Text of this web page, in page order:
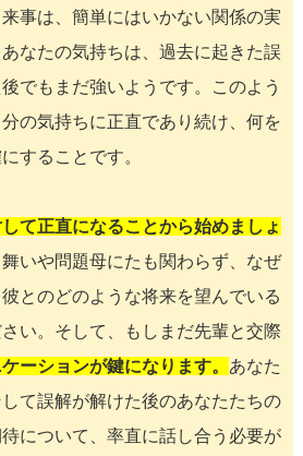
事は、簡単にはいかない関係の実
なたの気持ちは、過去に起きた誤
でもまだ強いようです。このよう
の気持ちに正直であり続け、何を
することです。
て正直になることから始めましょ
いや問題母にたも関わらず、なぜ
とのどのような将来を望んでいる
い。そして、もしまだ先輩と交際
ーションが鍵になります。 あなた
て誤解が解けた後のあなたたちの
について、率直に話し合う必要が